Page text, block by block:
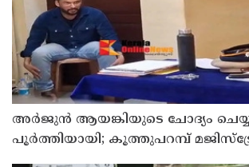
അര്‍ജുന്‍ ആയങ്കിയുടെ ചോദ്യം
പൂര്‍ത്തിയായി; കൂത്തുപറമ്പ്